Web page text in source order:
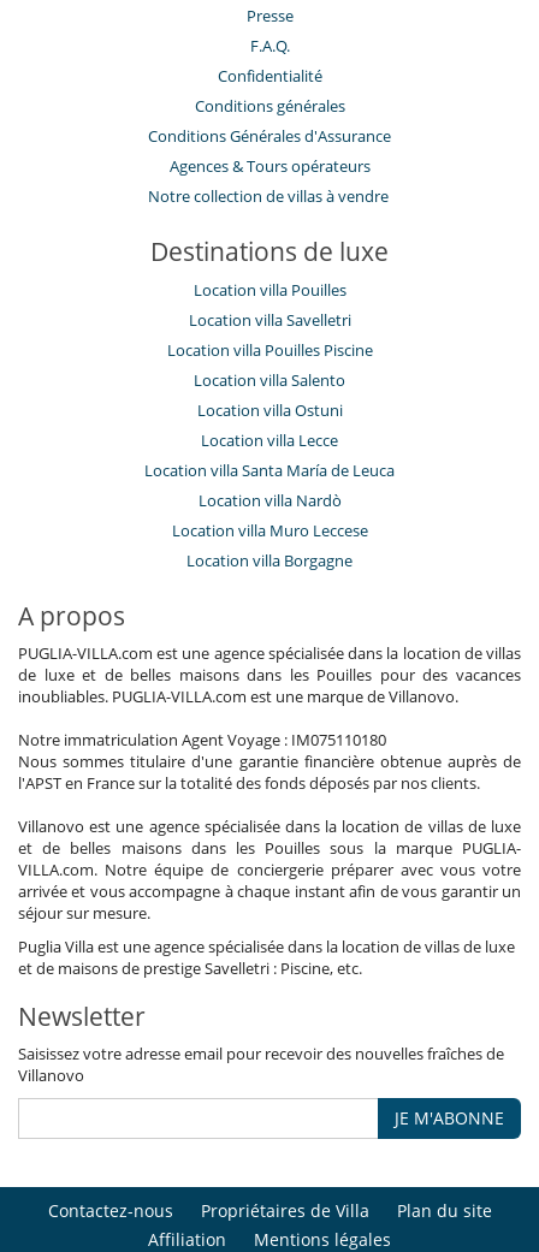
Presse
F.A.Q.
Confidentialité
Conditions générales
Conditions Générales d'Assurance
​Agences & Tours opérateurs
Notre collection de villas à vendre
Destinations de luxe
Location villa Pouilles
Location villa Savelletri
Location villa Pouilles Piscine
Location villa Salento
Location villa Ostuni
Location villa Lecce
Location villa Santa María de Leuca
Location villa Nardò
Location villa Muro Leccese
Location villa Borgagne
A propos
PUGLIA-VILLA.com est une agence spécialisée dans la location de villas
de luxe et de belles maisons dans les Pouilles pour des vacances
inoubliables. PUGLIA-VILLA.com est une marque de Villanovo.
Notre immatriculation Agent Voyage : IM075110180
Nous sommes titulaire d'une garantie financière obtenue auprès de
l'APST en France sur la totalité des fonds déposés par nos clients.
Villanovo est une agence spécialisée dans la location de villas de luxe
et de belles maisons dans les Pouilles sous la marque PUGLIA-
VILLA.com. Notre équipe de conciergerie préparer avec vous votre
arrivée et vous accompagne à chaque instant afin de vous garantir un
séjour sur mesure.
Puglia Villa est une agence spécialisée dans la location de villas de luxe
et de maisons de prestige Savelletri : Piscine, etc.
Newsletter
Saisissez votre adresse email pour recevoir des nouvelles fraîches de
Villanovo
JE M'ABONNE
Contactez-nous Propriétaires de Villa
Plan du site
Affiliation
Mentions légales